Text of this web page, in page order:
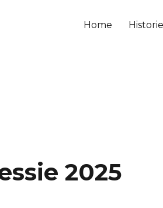
Home Historie
2025